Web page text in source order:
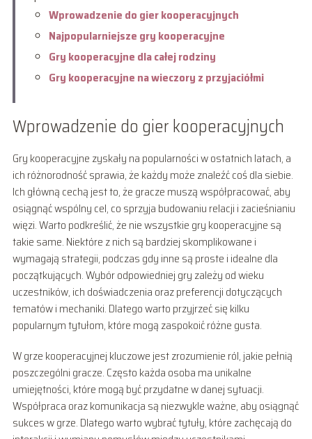
Wprowadzenie do gier kooperacyjnych
Najpopularniejsze gry kooperacyjne
Gry kooperacyjne dla całej rodziny
Gry kooperacyjne na wieczory z przyjaciółmi
Wprowadzenie do gier kooperacyjnych
Gry kooperacyjne zyskały na popularności w ostatnich latach, a
ich różnorodność sprawia, że każdy może znaleźć coś dla siebie.
Ich główną cechą jest to, że gracze muszą współpracować, aby
osiągnąć wspólny cel, co sprzyja budowaniu relacji i zacieśnianiu
więzi. Warto podkreślić, że nie wszystkie gry kooperacyjne są
takie same. Niektóre z nich są bardziej skomplikowane i
wymagają strategii, podczas gdy inne są proste i idealne dla
początkujących. Wybór odpowiedniej gry zależy od wieku
uczestników, ich doświadczenia oraz preferencji dotyczących
tematów i mechaniki. Dlatego warto przyjrzeć się kilku
popularnym tytułom, które mogą zaspokoić różne gusta.
W grze kooperacyjnej kluczowe jest zrozumienie ról, jakie pełnią
poszczególni gracze. Często każda osoba ma unikalne
umiejętności, które mogą być przydatne w danej sytuacji.
Współpraca oraz komunikacja są niezwykle ważne, aby osiągnąć
sukces w grze. Dlatego warto wybrać tytuły, które zachęcają do